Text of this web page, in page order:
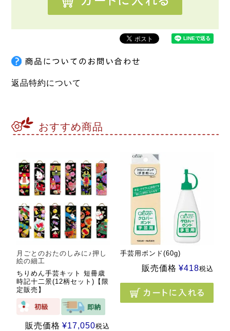
返品特約について
おすすめ商品
月ごとのおたのしみに♪押し
絵の細工
ちりめん手芸キット 短冊歳
時記十二景(12柄セット)【限
定販売】
販売価格 ¥17,050税込
手芸用ボンド(60g)
販売価格 ¥418税込